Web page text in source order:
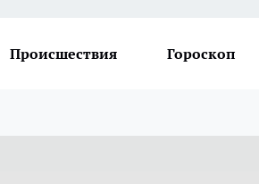
Происшествия Гороскоп